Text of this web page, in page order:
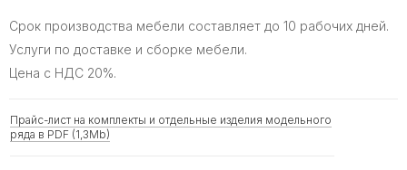
Срок производства мебели составляет до 10 рабочих дней.
Услуги по доставке и сборке мебели.
Цена с НДС 20%.
Прайс-лист на комплекты и отдельные изделия модельного
ряда в PDF (1,3Mb)